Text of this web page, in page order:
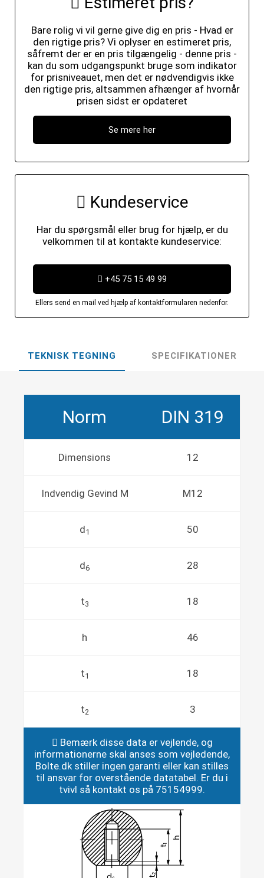
Bare rolig vi vil gerne give dig en pris - Hvad er
den rigtige pris? Vi oplyser en estimeret pris,
såfremt der er en pris tilgængelig - denne pris -
kan du som udgangspunkt bruge som indikator
for prisniveauet, men det er nødvendigvis ikke
den rigtige pris, altsammen afhænger af hvornår
prisen sidst er opdateret
Se mere her
Kundeservice
Har du spørgsmål eller brug for hjælp, er du
velkommen til at kontakte kundeservice:
+45 75 15 49 99
Ellers send en mail ved hjælp af kontaktformularen nedenfor.
TEKNISK TEGNING SPECIFIKATIONER
Norm DIN 319
Dimensions 12
Indvendig Gevind M M12
d1 50
d6 28
t3 18
h 46
t1 18
t2 3
Bemærk disse data er vejlende, og
informationerne skal anses som vejledende,
Bolte.dk stiller ingen garanti eller kan stilles
til ansvar for overstående datatabel. Er du i
tvivl så kontakt os på 75154999.